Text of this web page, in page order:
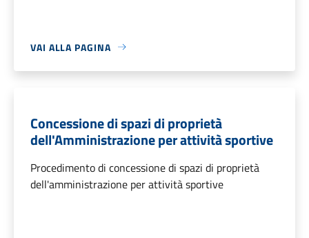
VAI ALLA PAGINA
Concessione di spazi di proprietà
dell'Amministrazione per attività sportive
Procedimento di concessione di spazi di proprietà
dell'amministrazione per attività sportive